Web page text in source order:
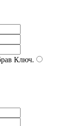
Ключ.